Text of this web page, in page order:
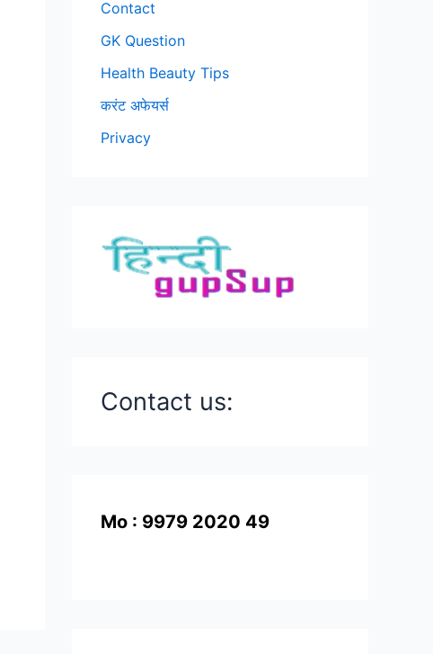
Contact
GK Question
Health Beauty Tips
करंट अफेयर्स
Privacy
Contact us:
Mo : 9979 2020 49